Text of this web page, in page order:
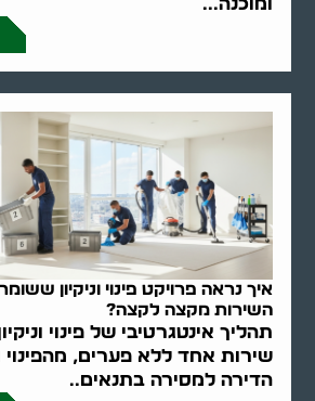
איך נראה פרויקט פינוי וניקיון
השירות מקצה לקצה?
תהליך אינטגרטיבי של פינוי
שירות אחד ללא פערים, מהפינוי
הדירה למסירה בתנאים..